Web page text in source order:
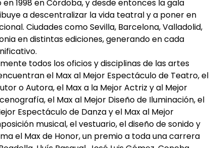
1998 en Córdoba, y desde entonces la gala
a descentralizar la vida teatral y a poner en
Ciudades como Sevilla, Barcelona, Valladolid,
en distintas ediciones, generando en cada
todos los oficios y disciplinas de las artes
el Max al Mejor Espectáculo de Teatro, el
o Autora, el Max a la Mejor Actriz y al Mejor
el Max al Mejor Diseño de Iluminación, el
Espectáculo de Danza y el Max al Mejor
musical, el vestuario, el diseño de sonido y
el Max de Honor, un premio a toda una carrera